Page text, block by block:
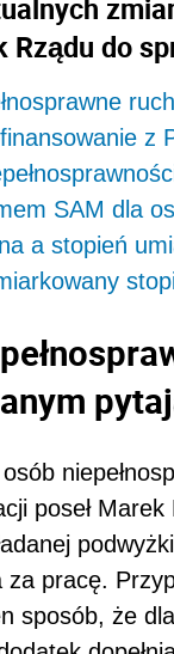
Rządu do
z
SAM dla
a stopień
poseł
za pracę.
sposób, że